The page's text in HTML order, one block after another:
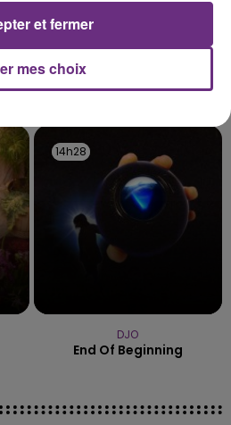
est contraint de
14h28
14h28
DJO
End Of Beginning
mes choix
et fermer